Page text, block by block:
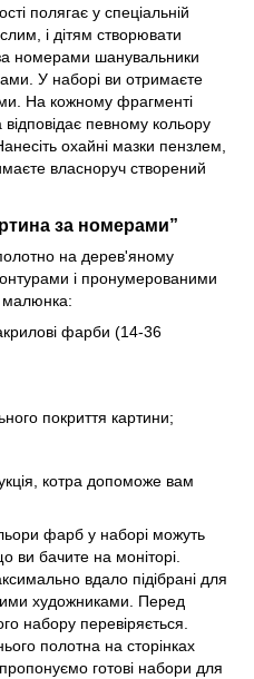
полягає у спеціальній
і дітям створювати
номерами шанувальники
У наборі ви отримаєте
На кожному фрагменті
певному кольору
охайні мазки пензлем,
власноруч створений
за номерами”
на дерев'яному
і пронумерованими
малюнка:
фарби (14-36
покриття картини;
котра допоможе вам
фарб у наборі можуть
ви бачите на моніторі.
вдало підібрані для
художниками. Перед
набору перевіряється.
полотна на сторінках
готові набори для